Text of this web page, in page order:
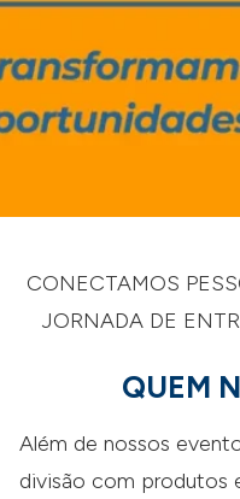
CONECTAMOS
JORNADA DE
QUEM
Além de nossos
divisão com produtos